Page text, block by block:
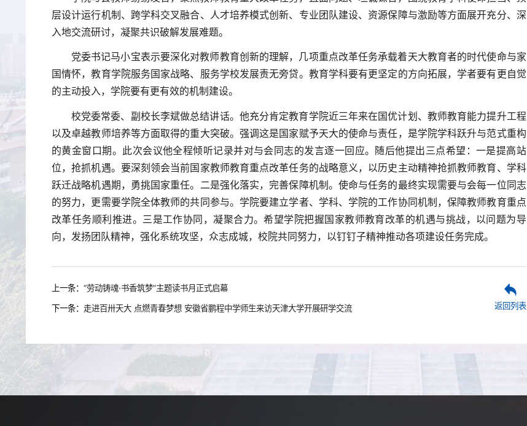
层设计运行机制、跨学科交叉融合、人才培养模式创新、专业团队建设、资源保障与激励等方面展开充分、深
入地交流研讨，凝聚共识破解发展难题。
党委书记马小宝表示要深化对教师教育创新的理解，几项重点改革任务承载着天大教育者的时代使命与家
国情怀，教育学院服务国家战略、服务学校发展责无旁贷。教育学科要有更坚定的方向拓展，学者要有更自觉
的主动投入，学院要有更有效的机制建设。
校党委常委、副校长李斌做总结讲话。他充分肯定教育学院近三年来在国优计划、教师教育能力提升工程
以及卓越教师培养等方面取得的重大突破。强调这是国家赋予天大的使命与责任，是学院学科跃升与范式重构
的黄金窗口期。此次会议他全程倾听记录并对与会同志的发言逐一回应。随后他提出三点希望：一是提高站
位，抢抓机遇。要深刻领会当前国家教师教育重点改革任务的战略意义，以历史主动精神抢抓教师教育、学科
跃迁战略机遇期，勇挑国家重任。二是强化落实，完善保障机制。使命与任务的最终实现需要与会每一位同志
的努力，更需要学院全体教师的共同参与。学院要建立学者、学科、学院的工作协同机制，保障教师教育重点
改革任务顺利推进。三是工作协同，凝聚合力。希望学院把握国家教师教育改革的机遇与挑战，以问题为导
向，发扬团队精神，强化系统攻坚，众志成城，校院共同努力，以钉钉子精神推动各项建设任务完成。
上一条： “劳动铸魂·书香筑梦”主题读书月正式启幕
下一条： 走进百卅天大 点燃青春梦想 安徽省鹏程中学师生来访天津大学开展研学交流 返回列表